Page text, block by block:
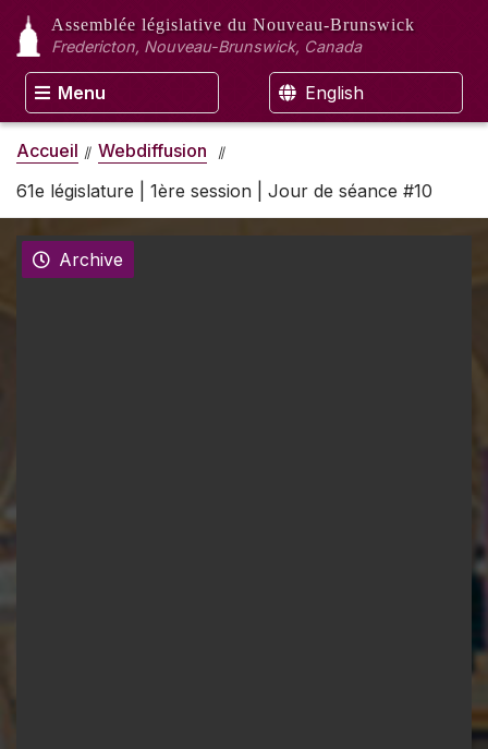
Assemblée législative du Nouveau-Brunswick
Fredericton, Nouveau-Brunswick, Canada
Menu English
Accueil
Webdiffusion
61e législature | 1ère session | Jour de séance #10
Archive